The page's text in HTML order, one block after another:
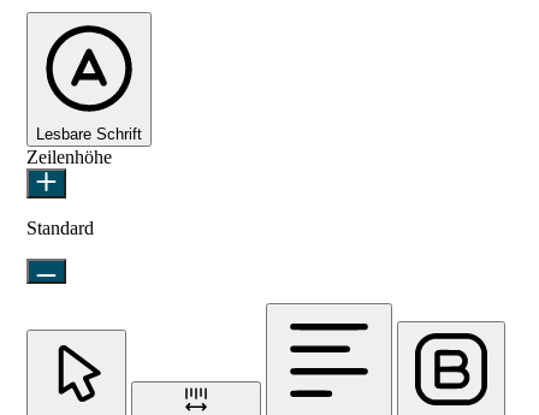
Lesbare Schrift
Zeilenhöhe
Standard